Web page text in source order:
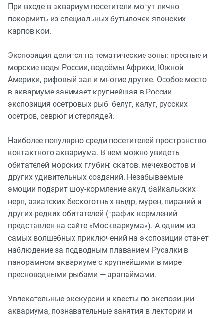
При входе в аквариум посетители могут лично
покормить из специальных бутылочек японских
карпов кои.
Экспозиция делится на тематические зоны: пресные и
морские воды России, водоёмы Африки, Южной
Америки, рифовый зал и многие другие. Особое место
в аквариуме занимает крупнейшая в России
экспозиция осетровых рыб: белуг, калуг, русских
осетров, севрюг и стерлядей.
Наиболее популярно среди посетителей пространство
контактного аквариума. В нём можно увидеть
обитателей морских глубин: скатов, мечехвостов и
других удивительных созданий. Незабываемые
эмоции подарит шоу-кормление акул, байкальских
нерп, азиатских бескоготных выдр, мурен, пираний и
других редких обитателей (график кормлений
представлен на сайте «Москвариума»). А одним из
самых волшебных приключений на экспозиции станет
наблюдение за подводным плаванием Русалки в
панорамном аквариуме с крупнейшими в мире
пресноводными рыбами — арапаймами.
Увлекательные экскурсии и квесты по экспозиции
аквариума, познавательные занятия в лектории и